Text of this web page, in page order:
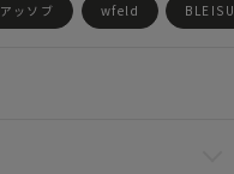
アッソブ wfeld